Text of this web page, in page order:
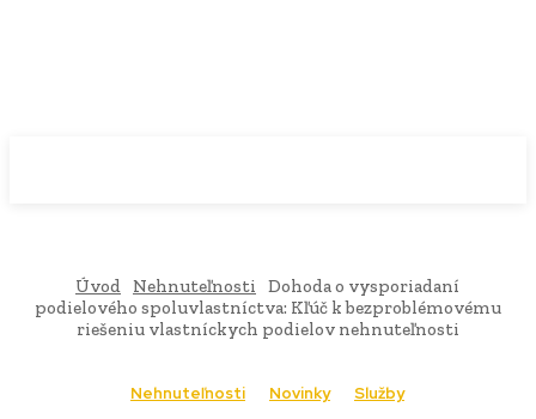
Úvod Nehnuteľnosti
Dohoda o vysporiadaní
podielového spoluvlastníctva: Kľúč k bezproblémovému
riešeniu vlastníckych podielov nehnuteľnosti
Nehnuteľnosti Novinky Služby